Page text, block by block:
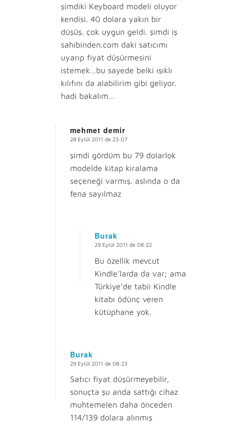
şimdiki Keyboard modeli oluyor
kendisi. 40 dolara yakın bir
düşüş. çok uygun geldi. şimdi iş
sahibinden.com daki satıcımı
uyarıp fiyat düşürmesini
istemek…bu sayede belki ışıklı
kılıfını da alabilirim gibi geliyor.
hadi bakalım…
mehmet demir
says:
28 Eylül 2011 de 23:07
şimdi gördüm bu 79 dolarlok
modelde kitap kiralama
seçeneği varmış. aslında o da
fena sayılmaz
Burak
says:
29 Eylül 2011 de 08:22
Bu özellik mevcut
Kindle’larda da var; ama
Türkiye’de tabii Kindle
kitabı ödünç veren
kütüphane yok.
Burak
says:
29 Eylül 2011 de 08:23
Satıcı fiyat düşürmeyebilir,
sonuçta şu anda sattığı cihaz
muhtemelen daha önceden
114/139 dolara alınmış